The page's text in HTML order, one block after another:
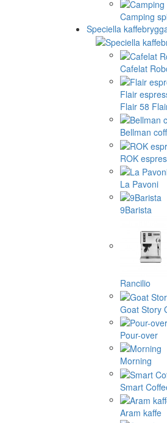
Camping
Speciella
Cafelat
Flair
Flair 58
Bellman
ROK
La Pavoni
9Barista
Rancilio
Goat Story
Pour-over
Morning
Smart
Aram kaffe